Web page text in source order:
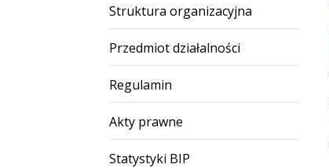
Struktura organizacyjna
Przedmiot działalności
Regulamin
Akty prawne
Statystyki BIP